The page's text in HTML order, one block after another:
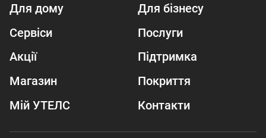
Для дому
Для бізнесу
Сервіси
Послуги
Акції
Підтримка
Магазин
Покриття
Мій УТЕЛС
Контакти